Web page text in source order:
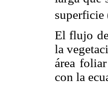
superficie
El flujo
la
área foliar
con la